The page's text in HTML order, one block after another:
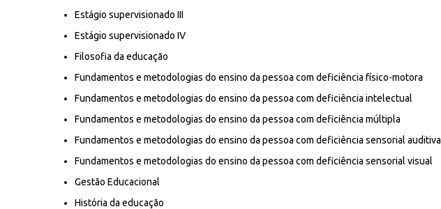
Estágio supervisionado III
Estágio supervisionado IV
Filosofia da educação
Fundamentos e metodologias do ensino da pessoa com deficiência físico-motora
Fundamentos e metodologias do ensino da pessoa com deficiência intelectual
Fundamentos e metodologias do ensino da pessoa com deficiência múltipla
Fundamentos e metodologias do ensino da pessoa com deficiência sensorial auditiva
Fundamentos e metodologias do ensino da pessoa com deficiência sensorial visual
Gestão Educacional
História da educação